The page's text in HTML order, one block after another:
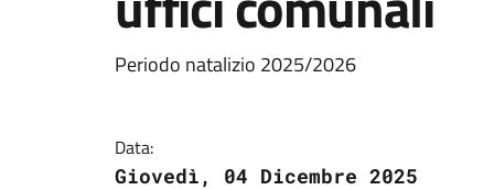
Periodo natalizio 2025/2026
Data:
Giovedì, 04 Dicembre 2025